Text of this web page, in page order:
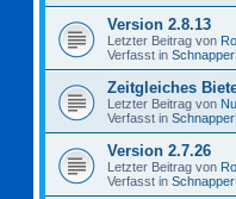
Version 2.8.13
Letzter Beitrag von
Verfasst in
Zeitgleiches
Letzter Beitrag von
Verfasst in
Version 2.7.26
Letzter Beitrag von
Verfasst in